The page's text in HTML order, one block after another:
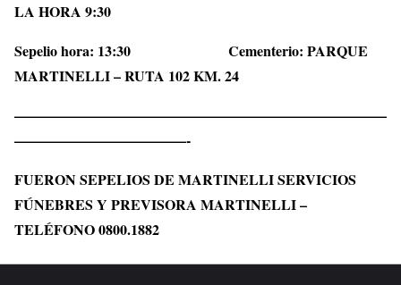
LA HORA 9:30
Sepelio hora: 13:30 Cementerio: PARQUE
MARTINELLI – RUTA 102 KM. 24
——————————————————————————
————————————-
FUERON SEPELIOS DE MARTINELLI SERVICIOS
FÚNEBRES Y PREVISORA MARTINELLI –
TELÉFONO 0800.1882